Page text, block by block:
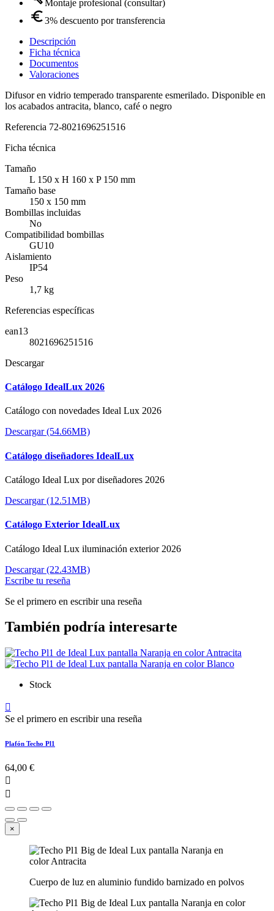
Montaje profesional (consultar)
3% descuento por transferencia
Descripción
Ficha técnica
Documentos
Valoraciones
Difusor en vidrio temperado transparente esmerilado. Disponible en
los acabados antracita, blanco, café o negro
Referencia 72-8021696251516
Ficha técnica
Tamaño
L 150 x H 160 x P 150 mm
Tamaño base
150 x 150 mm
Bombillas incluidas
No
Compatibilidad bombillas
GU10
Aislamiento
IP54
Peso
1,7 kg
Referencias específicas
ean13
8021696251516
Descargar
Catálogo IdealLux 2026
Catálogo con novedades Ideal Lux 2026
Descargar (54.66MB)
Catálogo diseñadores IdealLux
Catálogo Ideal Lux por diseñadores 2026
Descargar (12.51MB)
Catálogo Exterior IdealLux
Catálogo Ideal Lux iluminación exterior 2026
Descargar (22.43MB)
Escribe tu reseña
Se el primero en escribir una reseña
También podría interesarte
Stock

Se el primero en escribir una reseña
Plafón Techo Pl1
64,00 €


×
Cuerpo de luz en aluminio fundido barnizado en polvos